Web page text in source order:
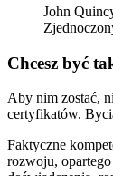
John
Chcesz być
Aby nim zostać,
certyfikatów.
Faktyczne
rozwoju,